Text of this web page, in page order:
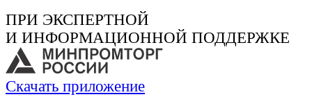
ПРИ ЭКСПЕРТНОЙ
И ИНФОРМАЦИОННОЙ ПОДДЕРЖКЕ
Скачать приложение